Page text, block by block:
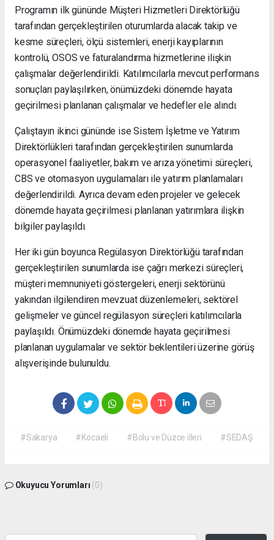
Programın ilk gününde Müşteri Hizmetleri Direktörlüğü
tarafından gerçekleştirilen oturumlarda alacak takip ve
kesme süreçleri, ölçü sistemleri, enerji kayıplarının
kontrolü, OSOS ve faturalandırma hizmetlerine ilişkin
çalışmalar değerlendirildi. Katılımcılarla mevcut performans
sonuçları paylaşılırken, önümüzdeki dönemde hayata
geçirilmesi planlanan çalışmalar ve hedefler ele alındı.
Çalıştayın ikinci gününde ise Sistem İşletme ve Yatırım
Direktörlükleri tarafından gerçekleştirilen sunumlarda
operasyonel faaliyetler, bakım ve arıza yönetimi süreçleri,
CBS ve otomasyon uygulamaları ile yatırım planlamaları
değerlendirildi. Ayrıca devam eden projeler ve gelecek
dönemde hayata geçirilmesi planlanan yatırımlara ilişkin
bilgiler paylaşıldı.
Her iki gün boyunca Regülasyon Direktörlüğü tarafından
gerçekleştirilen sunumlarda ise çağrı merkezi süreçleri,
müşteri memnuniyeti göstergeleri, enerji sektörünü
yakından ilgilendiren mevzuat düzenlemeleri, sektörel
gelişmeler ve güncel regülasyon süreçleri katılımcılarla
paylaşıldı. Önümüzdeki dönemde hayata geçirilmesi
planlanan uygulamalar ve sektör beklentileri üzerine görüş
alışverişinde bulunuldu.
#Sakarya #Kocaeli #Bolu ve Düzce illeri #SEDAŞ
Okuyucu Yorumları (0)